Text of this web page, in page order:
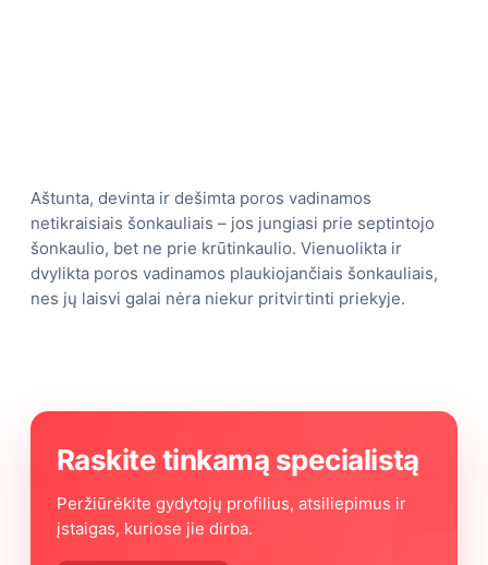
Aštunta, devinta ir dešimta poros vadinamos
netikraisiais šonkauliais – jos jungiasi prie septintojo
šonkaulio, bet ne prie krūtinkaulio. Vienuolikta ir
dvylikta poros vadinamos plaukiojančiais šonkauliais,
nes jų laisvi galai nėra niekur pritvirtinti priekyje.
Raskite tinkamą specialistą
Peržiūrėkite gydytojų profilius, atsiliepimus ir
įstaigas, kuriose jie dirba.